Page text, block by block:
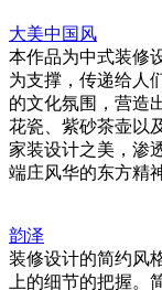
大美中国风
本作品为中式装修
为支撑，传递给人
的文化氛围，营造
花瓷、紫砂茶壶以
家装设计之美，渗
端庄风华的东方精
韵泽
装修设计的简约风
上的细节的把握。